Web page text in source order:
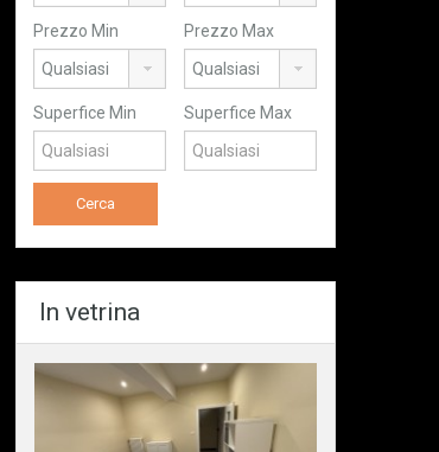
Prezzo Min Prezzo Max
Superfice Min Superfice Max
In vetrina